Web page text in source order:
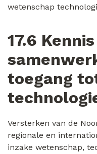
17.6
toegang
Versterken van de
regionale en
inzake wetenschap,